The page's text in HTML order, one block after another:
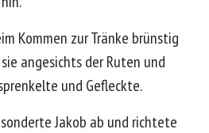
Kommen zur Tränke brünstig
angesichts der Ruten und
und Gefleckte.
Jakob ab und richtete